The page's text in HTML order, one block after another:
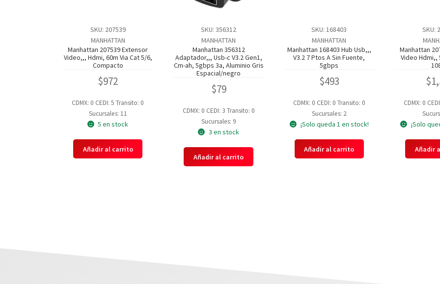
SKU: 207539
MANHATTAN
Manhattan 207539 Extensor
Video,,, Hdmi, 60m Via Cat 5/6,
Compacto
$972
CDMX: 0 CEDI: 5Transito: 0
Sucursales: 11
5 en stock
Añadir al carrito
SKU: 356312
MANHATTAN
Manhattan 356312
Adaptador,,, Usb-c V3.2 Gen1,
Cm-ah, 5gbps 3a, Aluminio Gris
Espacial/negro
$79
CDMX: 0 CEDI: 3 Transito: 0
Sucursales: 9
3 en stock
Añadir al carrito
SKU: 168403
MANHATTAN
Manhattan 168403 Hub Usb,,,
V3.2 7 Ptos A Sin Fuente,
5gbps
$493
CDMX: 0 CEDI: 0 Transito: 0
Sucursales: 2
¡Solo queda 1 en stock!
Añadir al carrito
SKU:
Manhattan
Video Hdmi,,
$
CDMX: 0
¡Solo
Añadir